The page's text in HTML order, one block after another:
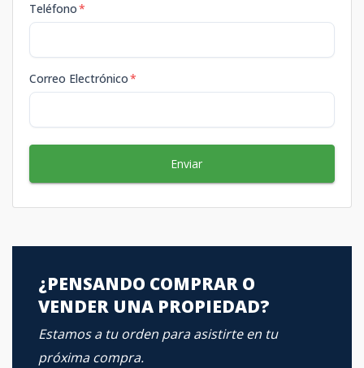
Teléfono*
Correo Electrónico*
Enviar
¿PENSANDO COMPRAR O
VENDER UNA PROPIEDAD?
Estamos a tu orden para asistirte en tu
próxima compra.